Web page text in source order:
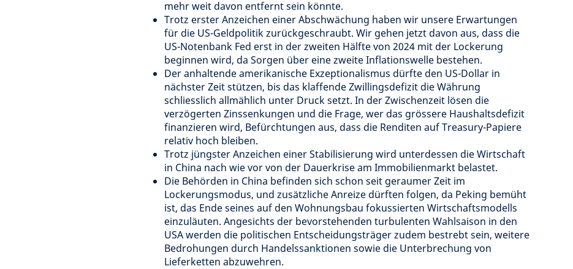
mehr weit davon entfernt sein könnte.
Trotz erster Anzeichen einer Abschwächung haben wir unsere Erwartungen
für die US-Geldpolitik zurückgeschraubt. Wir gehen jetzt davon aus, dass die
US-Notenbank Fed erst in der zweiten Hälfte von 2024 mit der Lockerung
beginnen wird, da Sorgen über eine zweite Inflationswelle bestehen.
Der anhaltende amerikanische Exzeptionalismus dürfte den US-Dollar in
nächster Zeit stützen, bis das klaffende Zwillingsdefizit die Währung
schliesslich allmählich unter Druck setzt. In der Zwischenzeit lösen die
verzögerten Zinssenkungen und die Frage, wer das grössere Haushaltsdefizit
finanzieren wird, Befürchtungen aus, dass die Renditen auf Treasury-Papiere
relativ hoch bleiben.
Trotz jüngster Anzeichen einer Stabilisierung wird unterdessen die Wirtschaft
in China nach wie vor von der Dauerkrise am Immobilienmarkt belastet.
Die Behörden in China befinden sich schon seit geraumer Zeit im
Lockerungsmodus, und zusätzliche Anreize dürften folgen, da Peking bemüht
ist, das Ende seines auf den Wohnungsbau fokussierten Wirtschaftsmodells
einzuläuten. Angesichts der bevorstehenden turbulenten Wahlsaison in den
USA werden die politischen Entscheidungsträger zudem bestrebt sein, weitere
Bedrohungen durch Handelssanktionen sowie die Unterbrechung von
Lieferketten abzuwehren.